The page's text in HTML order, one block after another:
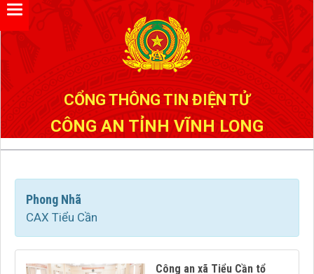
CỔNG THÔNG TIN ĐIỆN TỬ
CÔNG AN TỈNH VĨNH LONG
Phong Nhã
CAX Tiểu Cần
Công an xã Tiểu Cần tổ